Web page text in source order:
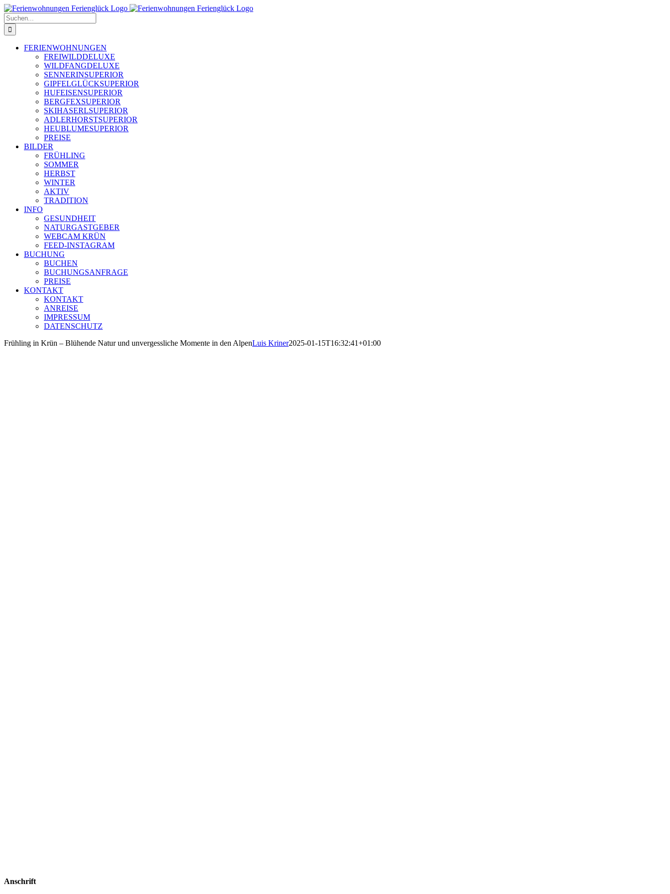
Zum
Inhalt
springen
Suche
nach:
FERIENWOHNUNGEN
FREIWILDDELUXE
WILDFANGDELUXE
SENNERINSUPERIOR
GIPFELGLÜCKSUPERIOR
HUFEISENSUPERIOR
BERGFEXSUPERIOR
SKIHASERLSUPERIOR
ADLERHORSTSUPERIOR
HEUBLUMESUPERIOR
PREISE
BILDER
FRÜHLING
SOMMER
HERBST
WINTER
AKTIV
TRADITION
INFO
GESUNDHEIT
NATURGASTGEBER
WEBCAM KRÜN
FEED-INSTAGRAM
BUCHUNG
BUCHEN
BUCHUNGSANFRAGE
PREISE
KONTAKT
KONTAKT
ANREISE
IMPRESSUM
DATENSCHUTZ
Frühling in Krün – Blühende Natur und unvergessliche Momente in den AlpenLuis Kriner2025-01-15T16:32:41+01:00
Anschrift